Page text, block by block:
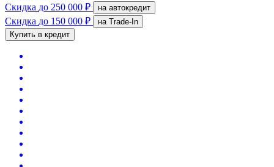
Скидка до 250 000 ₽ на автокредит
Скидка до 150 000 ₽
на Trade-In
Купить в кредит